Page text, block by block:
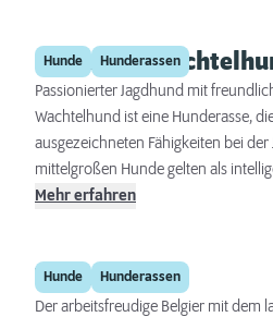
glücklich und gesund zu bleiben.
Anpassungsfähigkeit und ihres
sowohl für erfahrene Hundebesitzer
geeignet.
Hunde Hunderassen
Deutscher
Passionierter Jagdhund mit
Wachtelhund ist eine Hunderasse,
ausgezeichneten Fähigkeiten bei der
mittelgroßen Hunde gelten als
und arbeiten mit unermüdlichem
ausgeprägtes Bedürfnis nach
geistiger Auslastung haben.
Mehr erfahren
Hunde Hunderassen
Tervueren
Der arbeitsfreudige Belgier mit dem